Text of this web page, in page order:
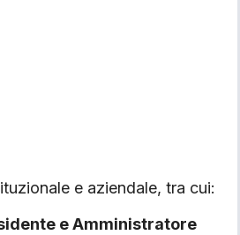
e aziendale, tra cui:
e Amministratore